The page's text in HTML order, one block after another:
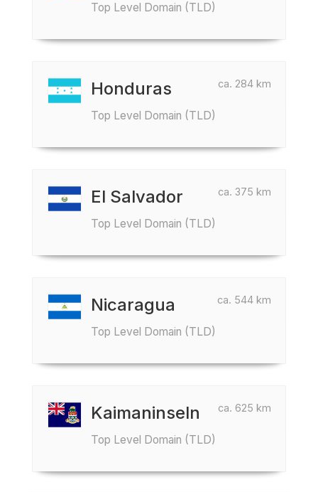
Top Level Domain (TLD)
ca. 284 km
Honduras
Top Level Domain (TLD)
ca. 375 km
El Salvador
Top Level Domain (TLD)
ca. 544 km
Nicaragua
Top Level Domain (TLD)
ca. 625 km
Kaimaninseln
Top Level Domain (TLD)